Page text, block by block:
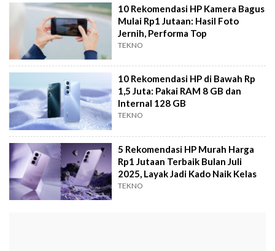
10 Rekomendasi HP Kamera Bagus
Mulai Rp1 Jutaan: Hasil Foto
Jernih, Performa Top
TEKNO
10 Rekomendasi HP di Bawah Rp
1,5 Juta: Pakai RAM 8 GB dan
Internal 128 GB
TEKNO
5 Rekomendasi HP Murah Harga
Rp1 Jutaan Terbaik Bulan Juli
2025, Layak Jadi Kado Naik Kelas
TEKNO